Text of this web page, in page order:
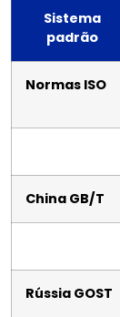
Sistema
padrão
Normas ISO
China GB/T
Rússia GOST